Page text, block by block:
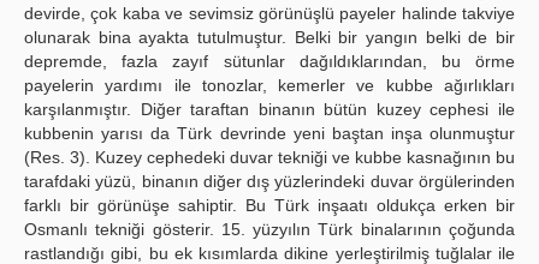
devirde, çok kaba ve sevimsiz görünüşlü payeler halinde takviye
olunarak bina ayakta tutulmuştur. Belki bir yangın belki de bir
depremde, fazla zayıf sütunlar dağıldıklarından, bu örme
payelerin yardımı ile tonozlar, kemerler ve kubbe ağırlıkları
karşılanmıştır. Diğer taraftan binanın bütün kuzey cephesi ile
kubbenin yarısı da Türk devrinde yeni baştan inşa olunmuştur
(Res. 3). Kuzey cephedeki duvar tekniği ve kubbe kasnağının bu
tarafdaki yüzü, binanın diğer dış yüzlerindeki duvar örgülerinden
farklı bir görünüşe sahiptir. Bu Türk inşaatı oldukça erken bir
Osmanlı tekniği gösterir. 15. yüzyılın Türk binalarının çoğunda
rastlandığı gibi, bu ek kısımlarda dikine yerleştirilmiş tuğlalar ile